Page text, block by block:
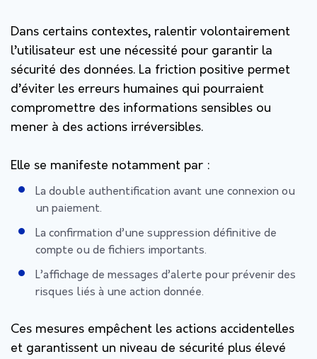
Dans certains contextes, ralentir volontairement
l’utilisateur est une nécessité pour garantir la
sécurité des données. La friction positive permet
d’éviter les erreurs humaines qui pourraient
compromettre des informations sensibles ou
mener à des actions irréversibles.
Elle se manifeste notamment par :
La double authentification avant une connexion ou
un paiement.
La confirmation d’une suppression définitive de
compte ou de fichiers importants.
L’affichage de messages d’alerte pour prévenir des
risques liés à une action donnée.
Ces mesures empêchent les actions accidentelles
et garantissent un niveau de sécurité plus élevé